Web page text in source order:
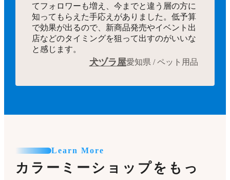
てフォロワーも増え、今までと違う層の方に
知ってもらえた手応えがありました。低予算
で効果が出るので、新商品発売やイベント出
店などのタイミングを狙って出すのがいいな
と感じます。
犬ヅラ屋愛知県 / ペット用品
Learn More
カラーミーショップをもっ